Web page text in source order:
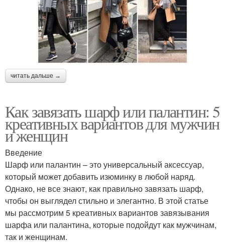
читать дальше →
Как завязать шарф или палантин: 5
креативных вариантов для мужчин
и женщин
Введение
Шарф или палантин – это универсальный аксессуар,
который может добавить изюминку в любой наряд.
Однако, не все знают, как правильно завязать шарф,
чтобы он выглядел стильно и элегантно. В этой статье
мы рассмотрим 5 креативных вариантов завязывания
шарфа или палантина, которые подойдут как мужчинам,
так и женщинам.